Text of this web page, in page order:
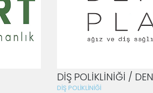
DİŞ POLİKLİNİĞİ